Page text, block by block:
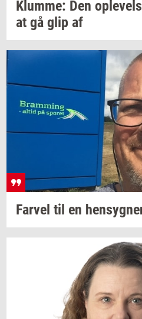
Klum­me: Den
at gå glip af
Far­vel til en